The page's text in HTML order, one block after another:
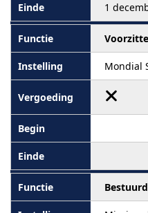
1
Mondial